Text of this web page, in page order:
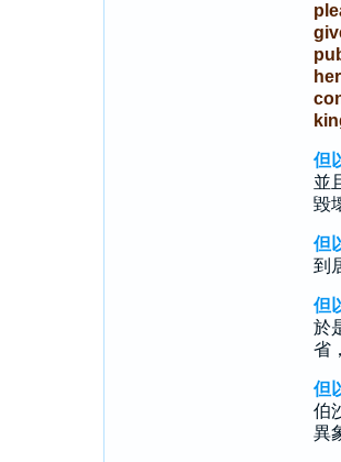
但
並
毀
但
到
但
於
省
但
伯
異